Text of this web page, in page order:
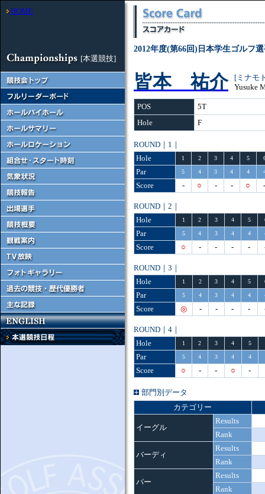
HOME
[本選競技]
2012年度(第66回)日本学生ゴルフ
皆本 祐介
[ミナモ
Yusuke
POS
5T
Hole
F
ROUND｜1｜
Hole
1 2 3 4 5
Par 5 4 3 4 4
Score - ○ - - ○
ROUND｜2｜
Hole
1 2 3 4 5
Par 5 4 3 4 4
Score ○ - - - -
ROUND｜3｜
Hole
1 2 3 4 5
Par 5 4 3 4 4
Score ◎ - - - -
ROUND｜4｜
Hole
1 2 3 4 5
Par 5 4 3 4 4
Score ○ - - ○ -
部門別データ
カテゴリー
イーグル
Results
Rank
バーディ
Results
Rank
パー
Results
Rank